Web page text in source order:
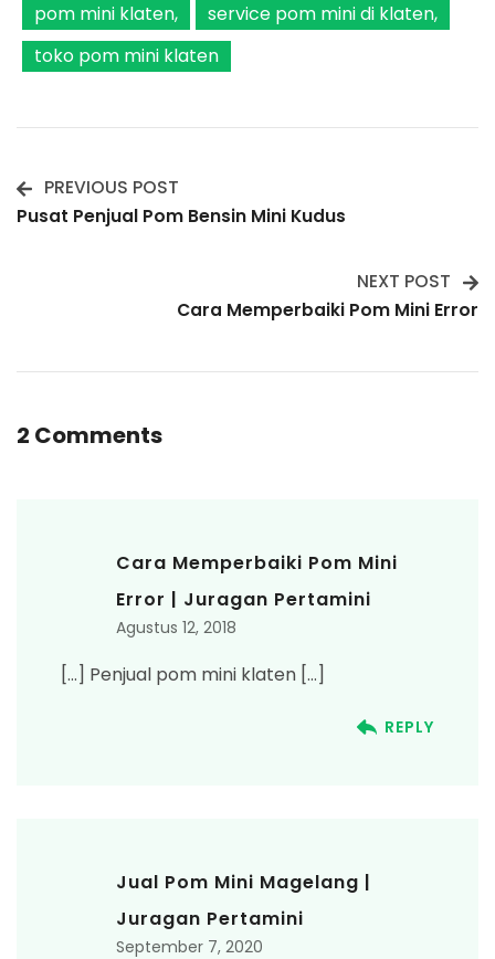
pom mini klaten
service pom mini di klaten
toko pom mini klaten
Post
PREVIOUS POST
Pusat Penjual Pom Bensin Mini Kudus
NEXT POST
Cara Memperbaiki Pom Mini Error
2 Comments
Cara Memperbaiki Pom Mini
Error | Juragan Pertamini
Agustus 12, 2018
[…] Penjual pom mini klaten […]
REPLY
Jual Pom Mini Magelang |
Juragan Pertamini
September 7, 2020